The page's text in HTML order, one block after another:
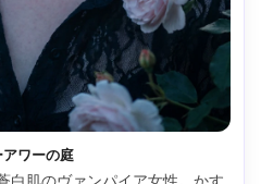
アワーの庭
白肌のヴァンパイア女性。かす